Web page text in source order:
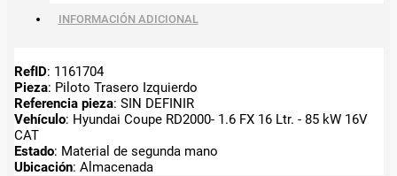
INFORMACIÓN ADICIONAL
RefID: 1161704
Pieza: Piloto Trasero Izquierdo
Referencia pieza: SIN DEFINIR
Vehículo: Hyundai Coupe RD2000- 1.6 FX 16 Ltr. - 85 kW 16V
CAT
Estado: Material de segunda mano
Ubicación: Almacenada